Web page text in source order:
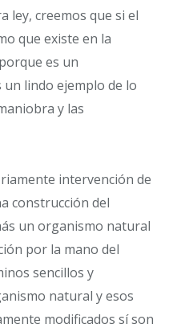
ley, creemos que si el
que existe en la
es un
lindo ejemplo de lo
y las
intervención de
construcción del
un organismo natural
por la mano del
sencillos y
natural y esos
modificados sí son